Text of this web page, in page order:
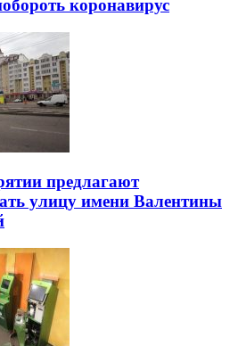
коронавирус
предлагают
улицу имени Валентины